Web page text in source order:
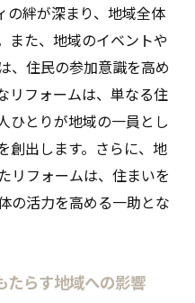
の絆が深まり、地域全体
また、地域のイベントや
、住民の参加意識を高め
リフォームは、単なる住
ひとりが地域の一員とし
創出します。さらに、地
リフォームは、住まいを
の活力を高める一助とな
たらす地域への影響